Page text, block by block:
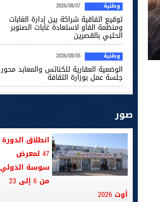
وطنية 2026/08/07
توقيع اتفاقية شراكة بين إدارة الغابات
ومنظمة الفاو لاستعادة غابات الصنوبر
الحلبي بالقصرين
وطنية 2026/08/05
الوضعية العقارية للكنائس والمعابد محور
جلسة عمل بوزارة الثقافة
صور
انطلاق الدورة
47 لمعرض
سوسة الدولي
من 6 إلى 23
أوت 2026